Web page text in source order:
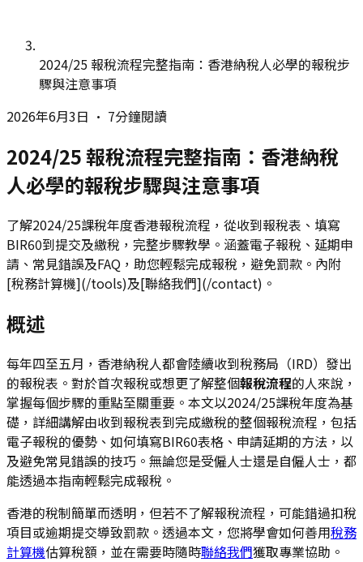
2024/25 報稅流程完整指南：香港納稅人必學的報稅步
驟與注意事項
2026年6月3日 • 7分鐘閱讀
2024/25 報稅流程完整指南：香港納稅
人必學的報稅步驟與注意事項
了解2024/25課稅年度香港報稅流程，從收到報稅表、填寫
BIR60到提交及繳稅，完整步驟教學。涵蓋電子報稅、延期申
請、常見錯誤及FAQ，助您輕鬆完成報稅，避免罰款。內附
[稅務計算機](/tools)及[聯絡我們](/contact)。
概述
每年四至五月，香港納稅人都會陸續收到稅務局（IRD）發出
的報稅表。對於首次報稅或想更了解整個報稅流程的人來說，
掌握每個步驟的重點至關重要。本文以2024/25課稅年度為基
礎，詳細講解由收到報稅表到完成繳稅的整個報稅流程，包括
電子報稅的優勢、如何填寫BIR60表格、申請延期的方法，以
及避免常見錯誤的技巧。無論您是受僱人士還是自僱人士，都
能透過本指南輕鬆完成報稅。
香港的稅制簡單而透明，但若不了解報稅流程，可能錯過扣稅
項目或逾期提交導致罰款。透過本文，您將學會如何善用稅務
計算機估算稅額，並在需要時隨時聯絡我們獲取專業協助。